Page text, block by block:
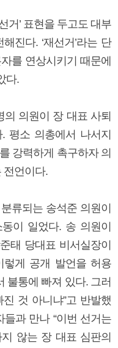
거’ 표현을 두고도 대부
진다. ‘재선거’라는 단
를 연상시키기 때문에
다.
의 의원이 장 대표 사퇴
평소 의총에서 나서지
강력하게 촉구하자 의
전언이다.
류되는 송석준 의원이
이 일었다. 송 의원이
태 당대표 비서실장이
렇게 공개 발언을 허용
불통에 빠져 있다. 그러
것 아니냐”고 반발했
과 만나 “이번 선거는
않는 장 대표 심판의